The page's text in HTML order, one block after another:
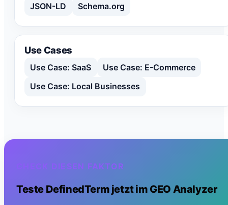
JSON-LD
Schema.org
Use Cases
Use Case: SaaS
Use Case: E-Commerce
Use Case: Local Businesses
CHECK DIESEN FAKTOR
Teste DefinedTerm jetzt im GEO Analyzer